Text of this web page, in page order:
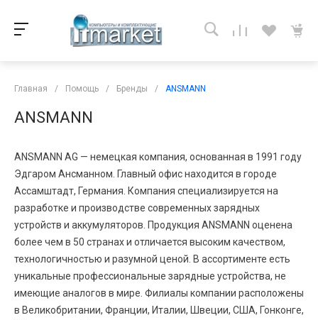
Главная / Помощь / Бренды / ANSMANN
ANSMANN
ANSMANN AG — немецкая компания, основанная в 1991 году
Эдгаром Ансманном. Главный офис находится в городе
Ассамштадт, Германия. Компания специализируется на
разработке и производстве современных зарядных
устройств и аккумуляторов. Продукция ANSMANN оценена
более чем в 50 странах и отличается высоким качеством,
технологичностью и разумной ценой. В ассортименте есть
уникальные профессиональные зарядные устройства, не
имеющие аналогов в мире. Филиалы компании расположены
в Великобритании, Франции, Италии, Швеции, США, Гонконге,